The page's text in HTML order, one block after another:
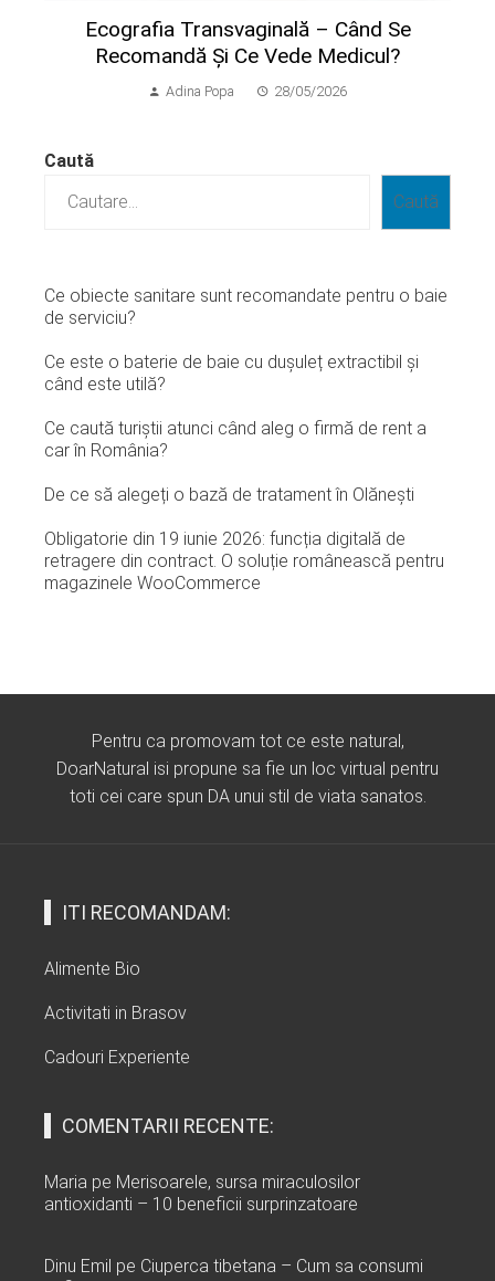
Ecografia Transvaginală – Când Se
Recomandă Și Ce Vede Medicul?
Adina Popa 28/05/2026
Caută
Caută
Ce obiecte sanitare sunt recomandate pentru o baie
de serviciu?
Ce este o baterie de baie cu dușuleț extractibil și
când este utilă?
Ce caută turiștii atunci când aleg o firmă de rent a
car în România?
De ce să alegeți o bază de tratament în Olănești
Obligatorie din 19 iunie 2026: funcția digitală de
retragere din contract. O soluție românească pentru
magazinele WooCommerce
Pentru ca promovam tot ce este natural,
DoarNatural isi propune sa fie un loc virtual pentru
toti cei care spun DA unui stil de viata sanatos.
ITI RECOMANDAM:
Alimente Bio
Activitati in Brasov
Cadouri Experiente
COMENTARII RECENTE:
Maria pe Merisoarele, sursa miraculosilor
antioxidanti – 10 beneficii surprinzatoare
Dinu Emil pe Ciuperca tibetana – Cum sa consumi